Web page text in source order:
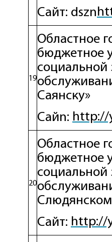
Сайт: dszn
19
Областное
бюджетное
социальной
Саянску»
Сайn: http://
20
Областное
бюджетное
социальной
Сайт: http://